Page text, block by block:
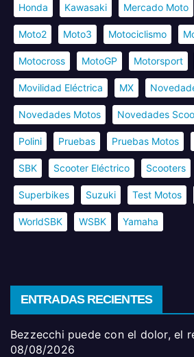
Honda Kawasaki Mercado Moto
Moto2 Moto3 Motociclismo
Motocross MotoGP Motorsport
Movilidad Eléctrica MX
Novedades Motos Novedades
Polini Pruebas Pruebas Motos
SBK Scooter Eléctrico Scooters
Superbikes Suzuki Test Motos
WorldSBK WSBK Yamaha
ENTRADAS RECIENTES
Bezzecchi puede con el dolor, el
08/08/2026